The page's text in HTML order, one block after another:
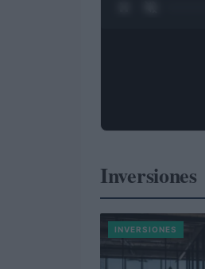
Inversiones
INVERSIONES